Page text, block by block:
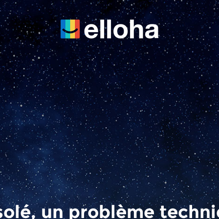
un problème